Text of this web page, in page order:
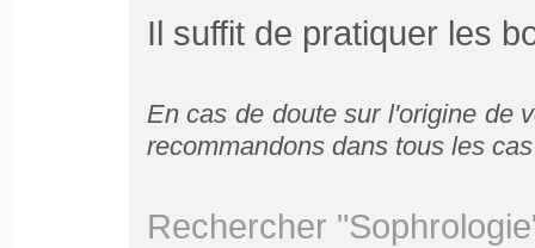
Il suffit de pratiquer les
En cas de doute sur l'origine de
recommandons dans tous les
Rechercher